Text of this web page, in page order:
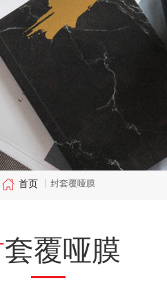
首页 | 封套覆哑膜
封套覆哑膜